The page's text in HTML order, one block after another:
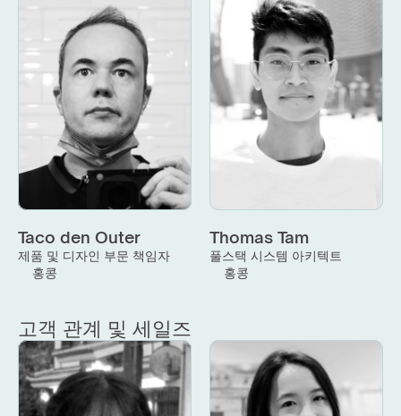
Taco den Outer
제품 및 디자인 부문 책임자
홍콩
Thomas Tam
풀스택 시스템 아키텍트
홍콩
고객 관계 및 세일즈